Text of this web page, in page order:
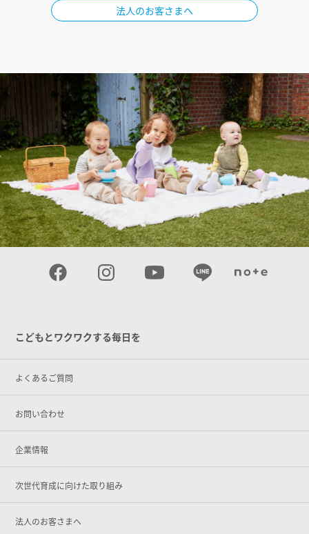
法人のお客さまへ
こどもとワクワクする毎日を
よくあるご質問
お問い合わせ
企業情報
次世代育成に向けた取り組み
法人のお客さまへ